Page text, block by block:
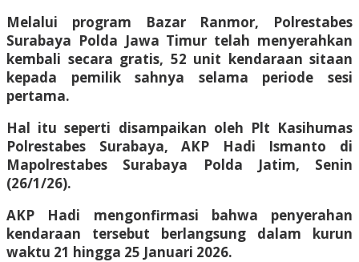
Melalui program Bazar Ranmor, Polrestabes
Surabaya Polda Jawa Timur telah menyerahkan
kembali secara gratis, 52 unit kendaraan sitaan
kepada pemilik sahnya selama periode sesi
pertama.
Hal itu seperti disampaikan oleh Plt Kasihumas
Polrestabes Surabaya, AKP Hadi Ismanto di
Mapolrestabes Surabaya Polda Jatim, Senin
(26/1/26).
AKP Hadi mengonfirmasi bahwa penyerahan
kendaraan tersebut berlangsung dalam kurun
waktu 21 hingga 25 Januari 2026.